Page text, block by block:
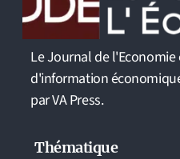
Le Journal de
d'information
par VA Press.
Thématique